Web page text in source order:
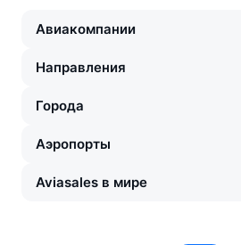
Авиакомпании
Направления
Города
Аэропорты
Aviasales в мире